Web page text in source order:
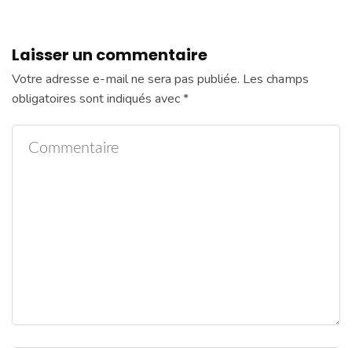
Laisser un commentaire
Votre adresse e-mail ne sera pas publiée. Les champs
obligatoires sont indiqués avec*